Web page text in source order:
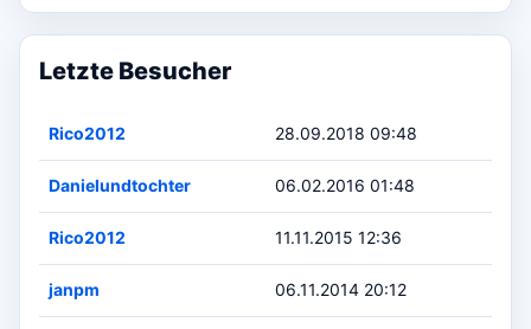
Letzte Besucher
Rico2012 28.09.2018 09:48
Danielundtochter 06.02.2016 01:48
Rico2012 11.11.2015 12:36
janpm 06.11.2014 20:12